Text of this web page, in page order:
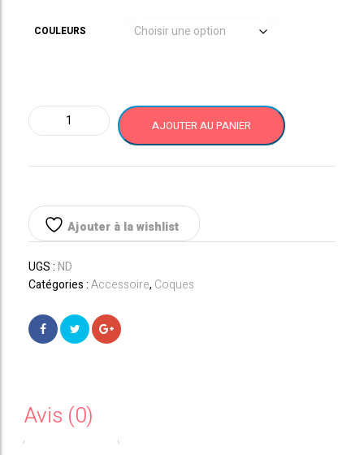
COULEURS
quantité
de
P20
en
silicone
AJOUTER AU PANIER
Ajouter à la wishlist
UGS :ND
Catégories :Accessoire, Coques
Avis (0)